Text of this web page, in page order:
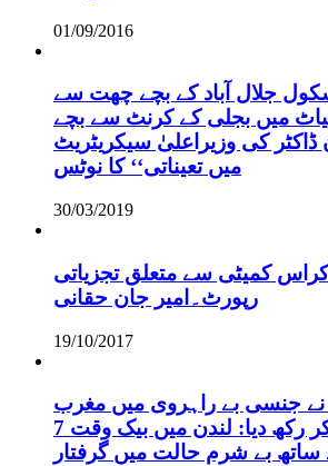
01/09/2016
جلال آباد کے بچے چھت سے
میں بجلی کے کرنٹ سے بچے
کی وزیراعلیٰ سیکریٹریٹ
میں تعیناتی‘‘ کا نوٹس
30/03/2019
کمیٹی سے متعلق تجزیاتی
رپورٹ۔امیر جان حقانی
19/10/2017
جنسی بے راہروی میں مغرب
کو بھی شرما کر رکھ دیا: لندن میں بیک وقت 7
ساتھ بے شرم حالت میں گرفتار